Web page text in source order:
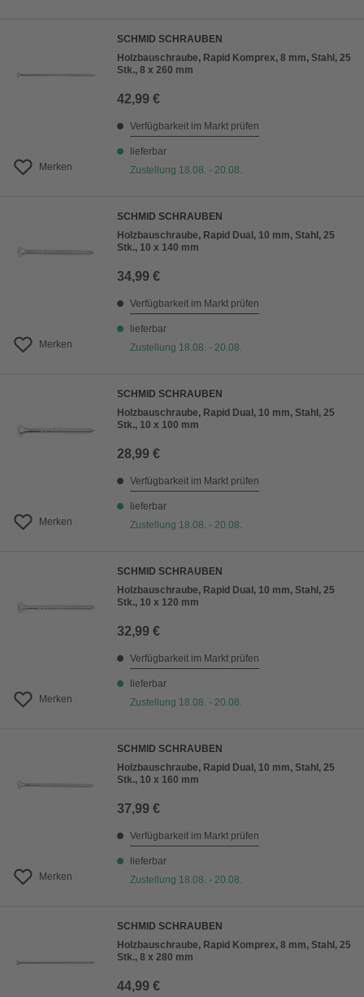
Merken
SCHMID SCHRAUBEN
Holzbauschraube, Rapid Komprex, 8 mm, Stahl, 25
Stk., 8 x 260 mm
42,99 €
Verfügbarkeit im Markt prüfen
lieferbar
Zustellung 18.08. - 20.08.
Merken
SCHMID SCHRAUBEN
Holzbauschraube, Rapid Dual, 10 mm, Stahl, 25
Stk., 10 x 140 mm
34,99 €
Verfügbarkeit im Markt prüfen
lieferbar
Zustellung 18.08. - 20.08.
Merken
SCHMID SCHRAUBEN
Holzbauschraube, Rapid Dual, 10 mm, Stahl, 25
Stk., 10 x 100 mm
28,99 €
Verfügbarkeit im Markt prüfen
lieferbar
Zustellung 18.08. - 20.08.
Merken
SCHMID SCHRAUBEN
Holzbauschraube, Rapid Dual, 10 mm, Stahl, 25
Stk., 10 x 120 mm
32,99 €
Verfügbarkeit im Markt prüfen
lieferbar
Zustellung 18.08. - 20.08.
Merken
SCHMID SCHRAUBEN
Holzbauschraube, Rapid Dual, 10 mm, Stahl, 25
Stk., 10 x 160 mm
37,99 €
Verfügbarkeit im Markt prüfen
lieferbar
Zustellung 18.08. - 20.08.
SCHMID SCHRAUBEN
Holzbauschraube, Rapid Komprex, 8 mm, Stahl, 25
Stk., 8 x 280 mm
44,99 €